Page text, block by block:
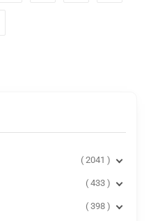
2041
433
398